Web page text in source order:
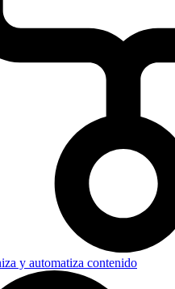
y automatiza contenido